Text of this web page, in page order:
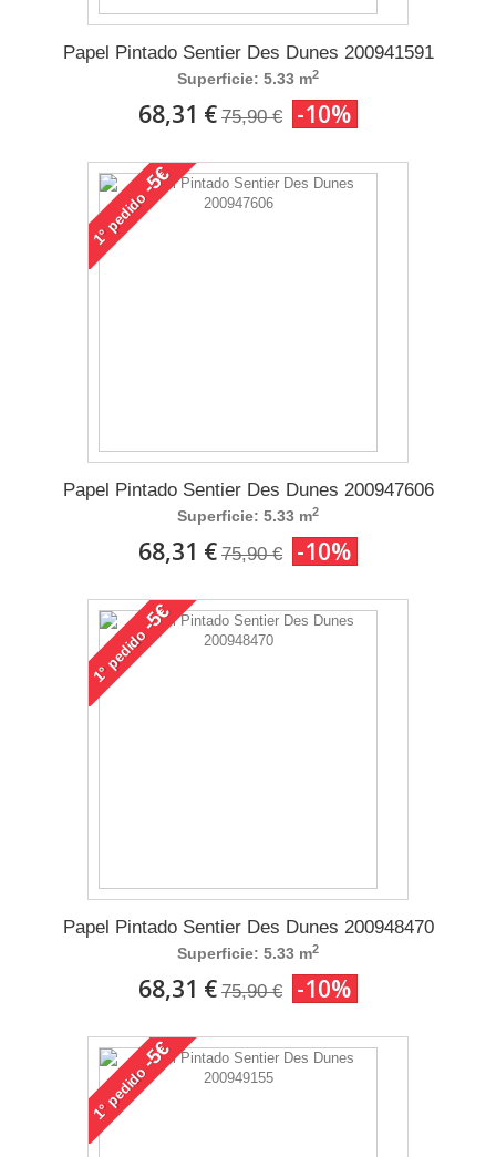
Papel Pintado Sentier Des Dunes 200941591
Superficie: 5.33 m2
68,31 € 75,90 € -10%
1°
pedido
-5€
Papel Pintado Sentier Des Dunes 200947606
Superficie: 5.33 m2
68,31 € 75,90 € -10%
1°
pedido
-5€
Papel Pintado Sentier Des Dunes 200948470
Superficie: 5.33 m2
68,31 € 75,90 € -10%
1°
pedido
-5€